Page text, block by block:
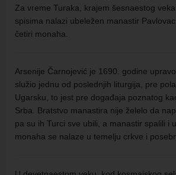
Za vreme Turaka, krajem šesnaestog
spisima nalazi ubeležen manastir
četiri monaha.
Arsenije Čarnojević je 1690. godine
služio jednu od poslednjih liturgija, pre
Ugarsku, to jest pre događaja poznatog
Srba. Bratstvo manastira nije želelo da
pa su ih Turci sve ubili, a manastir spalili i
monaha se nalaze u temelju crkve i